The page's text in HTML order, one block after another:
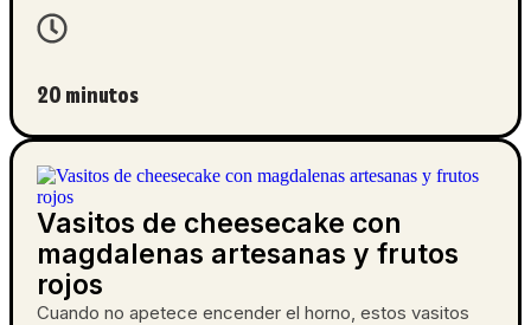
20 minutos
Vasitos de cheesecake con
magdalenas artesanas y frutos
rojos
Cuando no apetece encender el horno, estos vasitos